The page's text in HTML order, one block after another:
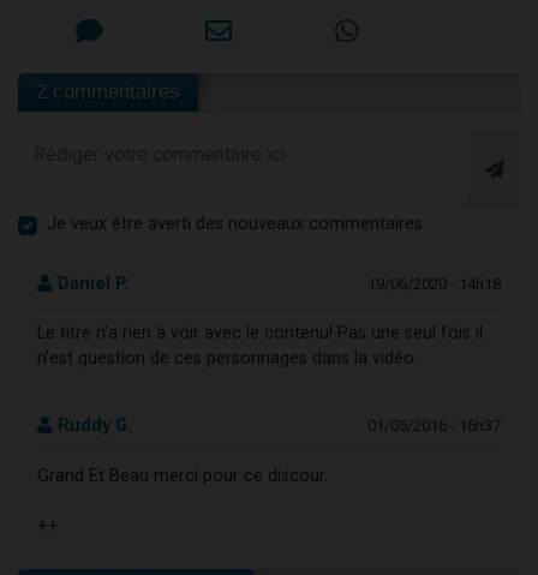
2 commentaires
Je veux être averti des nouveaux commentaires
Daniel P. 19/06/2020 - 14h18
Le titre n'a rien à voir avec le contenu! Pas une seul fois il
n'est question de ces personnages dans la vidéo.
Ruddy G. 01/05/2016 - 16h37
Grand Et Beau merci pour ce discour.
++